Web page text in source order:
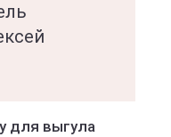
для выгула